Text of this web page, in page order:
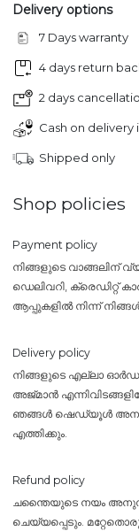
Delivery options
7 Days warranty
4 days return
2 days
Cash on delivery
Shipped only
Shop policies
Payment policy
നിങ്ങളുടെ വാങ്ങലിന്
ഡെലിവറി, ക്രെഡിറ്റ്
ആപ്പുകളിൽ നിന്ന്
Delivery policy
നിങ്ങളുടെ എല്ലാ
അജ്മാൻ
ഞങ്ങൾ ഷെഡ്യൂൾ
എത്തിക്കും.
Refund policy
ചന്തൈയുടെ നയം
ചെയ്യപ്പെടും.